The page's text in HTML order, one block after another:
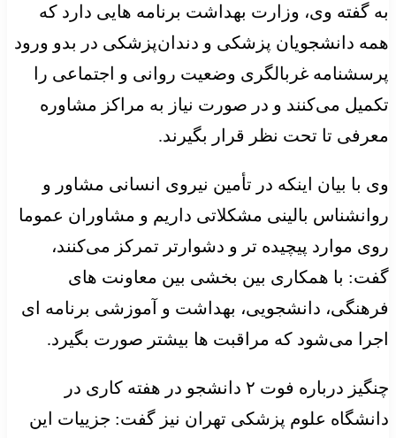
به گفته وی، وزارت بهداشت برنامه هایی دارد که
همه دانشجویان پزشکی و دندان‌پزشکی در بدو ورود
پرسشنامه غربالگری وضعیت روانی و اجتماعی را
تکمیل می‌کنند و در صورت نیاز به مراکز مشاوره
معرفی تا تحت نظر قرار بگیرند.
وی با بیان اینکه در تأمین نیروی انسانی مشاور و
روانشناس بالینی مشکلاتی داریم و مشاوران عموما
روی موارد پیچیده تر و دشوارتر تمرکز می‌کنند،
گفت: با همکاری بین بخشی بین معاونت های
فرهنگی، دانشجویی، بهداشت و آموزشی برنامه ای
اجرا می‌شود که مراقبت ها بیشتر صورت بگیرد.
چنگیز درباره فوت ۲ دانشجو در هفته کاری در
دانشگاه علوم پزشکی تهران نیز گفت: جزییات این